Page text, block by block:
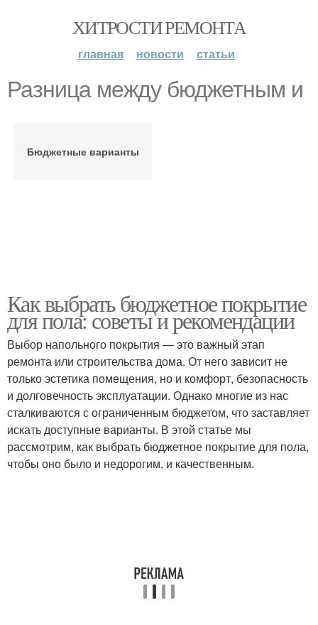
ХИТРОСТИ РЕМОНТА
главная новости статьи
Разница между бюджетным и
Бюджетные варианты
Как выбрать бюджетное покрытие
для пола: советы и рекомендации
Выбор напольного покрытия — это важный этап
ремонта или строительства дома. От него зависит не
только эстетика помещения, но и комфорт, безопасность
и долговечность эксплуатации. Однако многие из нас
сталкиваются с ограниченным бюджетом, что заставляет
искать доступные варианты. В этой статье мы
рассмотрим, как выбрать бюджетное покрытие для пола,
чтобы оно было и недорогим, и качественным.